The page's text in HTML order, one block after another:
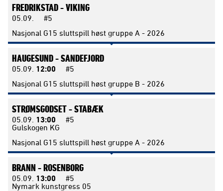
FREDRIKSTAD -VIKING
05.09.
#5
Nasjonal G15 sluttspill høst gruppe A - 2026
HAUGESUND -SANDEFJORD
05.09. 12:00
#5
Nasjonal G15 sluttspill høst gruppe B - 2026
STRØMSGODSET -STABÆK
05.09. 13:00
#5
Gulskogen KG
Nasjonal G15 sluttspill høst gruppe A - 2026
BRANN -ROSENBORG
05.09. 13:00
#5
Nymark kunstgress 05